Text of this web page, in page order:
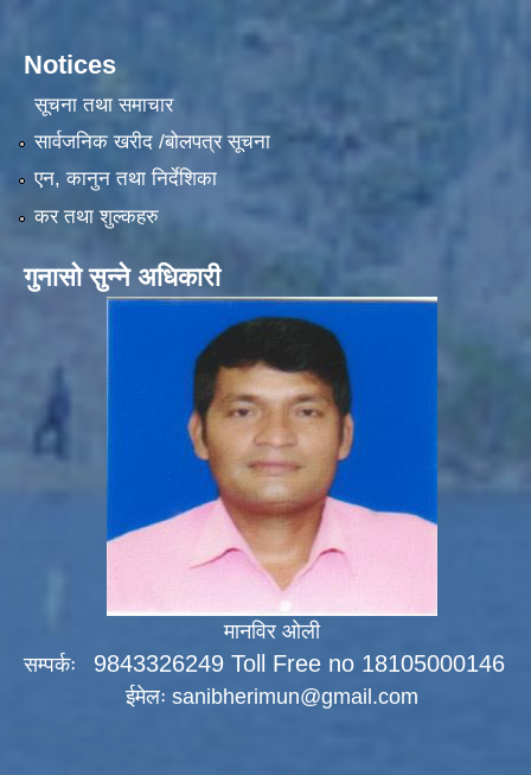
Notices
सूचना तथा समाचार
सार्वजनिक खरीद /बोलपत्र सूचना
एन, कानुन तथा निर्देशिका
कर तथा शुल्कहरु
गुनासो सुन्ने अधिकारी
मानविर ओली
सम्पर्कः 9843326249 Toll Free no 18105000146
ईमेलः sanibherimun@gmail.com